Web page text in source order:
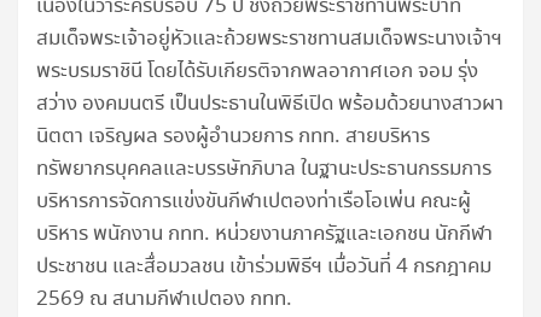
เนื่องในวาระครบรอบ 75 ปี ชิงถ้วยพระราชทานพระบาท
สมเด็จพระเจ้าอยู่หัวและถ้วยพระราชทานสมเด็จพระนางเจ้าฯ
พระบรมราชินี โดยได้รับเกียรติจากพลอากาศเอก จอม รุ่ง
สว่าง องคมนตรี เป็นประธานในพิธีเปิด พร้อมด้วยนางสาวผา
นิตตา เจริญผล รองผู้อำนวยการ กทท. สายบริหาร
ทรัพยากรบุคคลและบรรษัทภิบาล ในฐานะประธานกรรมการ
บริหารการจัดการแข่งขันกีฬาเปตองท่าเรือโอเพ่น คณะผู้
บริหาร พนักงาน กทท. หน่วยงานภาครัฐและเอกชน นักกีฬา
ประชาชน และสื่อมวลชน เข้าร่วมพิธีฯ เมื่อวันที่ 4 กรกฎาคม
2569 ณ สนามกีฬาเปตอง กทท.